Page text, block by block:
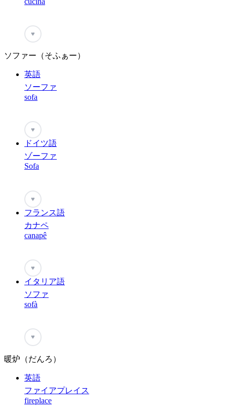
♥
ソファー（そふぁー）
英語
ソーファ
sofa
♥
ドイツ語
ゾーファ
Sofa
♥
フランス語
カナペ
canapê
♥
イタリア語
ソファ
sofà
♥
暖炉（だんろ）
英語
ファイアプレイス
fireplace